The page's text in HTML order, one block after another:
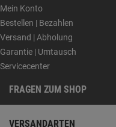
Mein Konto
Bestellen | Bezahlen
Versand | Abholung
Garantie | Umtausch
Servicecenter
FRAGEN ZUM SHOP
VERSANDARTEN